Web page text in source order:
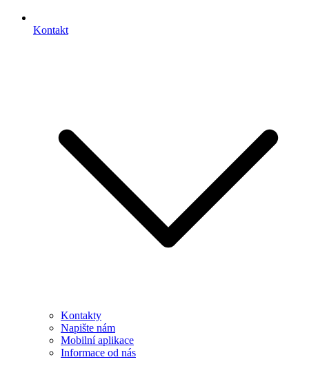
Kontakt
Kontakty
Napište nám
Mobilní aplikace
Informace od nás